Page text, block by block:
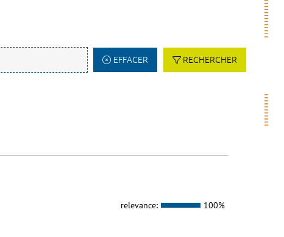
EFFACER RECHERCHER
relevance: 100%